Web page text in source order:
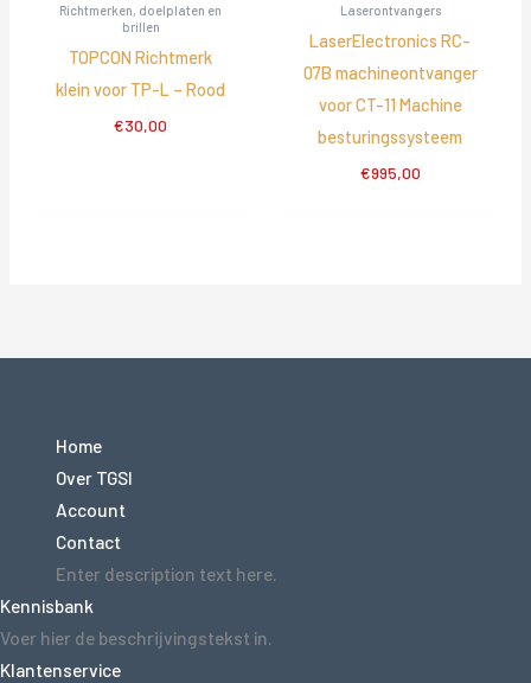
Richtmerken, doelplaten en
brillen
TOPCON Richtmerk
klein voor TP-L – Rood
€30,00
Laserontvangers
LaserElectronics RC-
07B machineontvanger
voor CT-11 Machine
besturingssysteem
€995,00
Home
Over TGSI
Account
Contact
Enter description text here.
Kennisbank
Voer hier de beschrijvingstekst in.
Klantenservice